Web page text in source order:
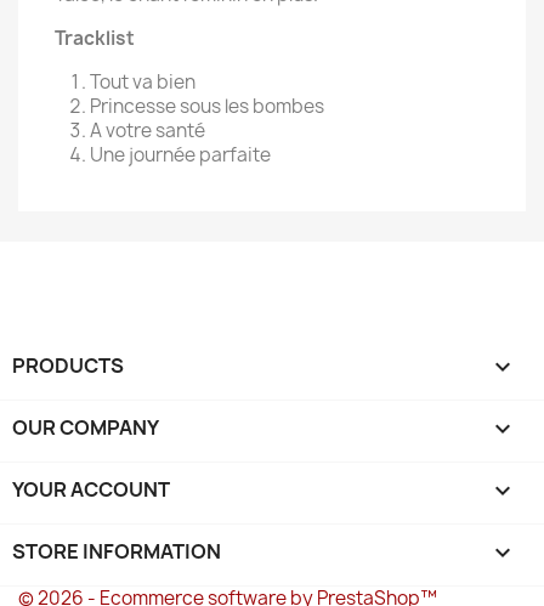
Tracklist
Tout va bien
Princesse sous les bombes
A votre santé
Une journée parfaite
PRODUCTS 
OUR COMPANY 
YOUR ACCOUNT 
STORE INFORMATION keyboard_arrow_down
© 2026 - Ecommerce software by PrestaShop™